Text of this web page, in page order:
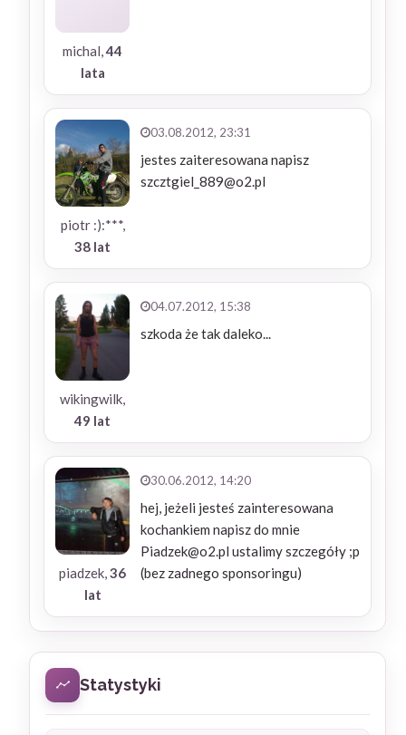
michal,44
lata
piotr :):***,
38 lat
03.08.2012, 23:31
jestes zaiteresowana napisz
szcztgiel_889@o2.pl
wikingwilk,
49 lat
04.07.2012, 15:38
szkoda że tak daleko...
piadzek, 36
lat
30.06.2012, 14:20
hej, jeżeli jesteś zainteresowana
kochankiem napisz do mnie
Piadzek@o2.pl ustalimy szczegóły ;p
(bez zadnego sponsoringu)
Statystyki